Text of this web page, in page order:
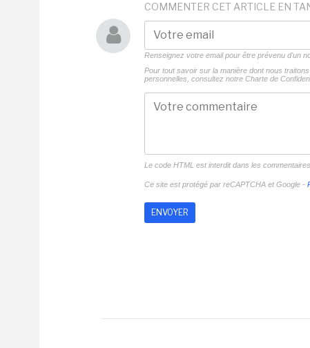
COMMENTER CET ARTICLE EN
Renseignez votre email pour être prévenu d'un
Pour tout savoir sur la manière dont nous
personnelles, consultez notre Charte de
Le code HTML est interdit dans les commentaires
Ce site est protégé par reCAPTCHA et Google -